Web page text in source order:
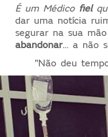
É um Médico fiel
dar uma notícia
segurar na sua
abandonar… a não
"Não deu